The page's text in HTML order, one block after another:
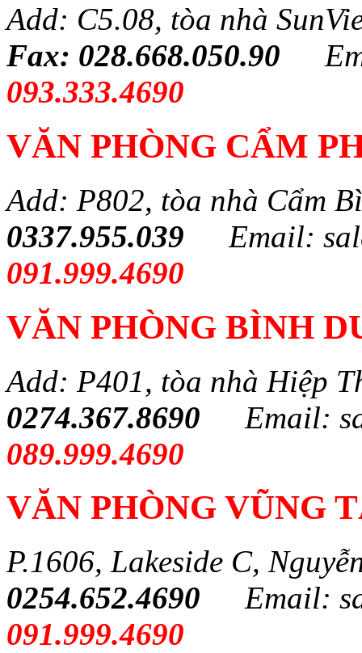
Add: C5.08, tòa nhà
Fax: 028.668.050.90
093.333.4690
VĂN PHÒNG CẨM
Add: P802, tòa nhà Cẩm
0337.955.039
Email:
091.999.4690
VĂN PHÒNG BÌNH
Add: P401, tòa nhà Hiệp
0274.367.8690
Email:
089.999.4690
VĂN PHÒNG VŨNG
P.1606, Lakeside C,
0254.652.4690
Email:
091.999.4690